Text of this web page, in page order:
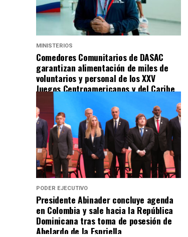
MINISTERIOS
Comedores Comunitarios de DASAC
garantizan alimentación de miles de
voluntarios y personal de los XXV
Juegos Centroamericanos y del Caribe
Santo Domingo 2026
PODER EJECUTIVO
Presidente Abinader concluye agenda
en Colombia y sale hacia la República
Dominicana tras toma de posesión de
Abelardo de la Espriella